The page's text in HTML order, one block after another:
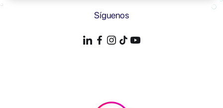
Síguenos